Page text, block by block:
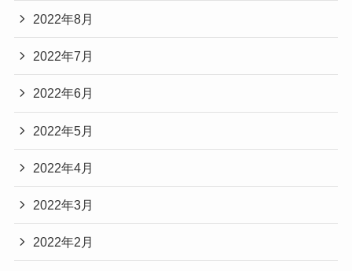
2022年8月
2022年7月
2022年6月
2022年5月
2022年4月
2022年3月
2022年2月